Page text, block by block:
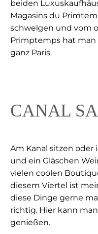
beiden
Magasins du
schwelgen und vom
Primptemps hat
ganz Paris.
CANAL
Am Kanal sitzen oder
und ein Gläschen
vielen coolen
diesem Viertel ist
diese Dinge gerne
richtig. Hier kann
genießen.